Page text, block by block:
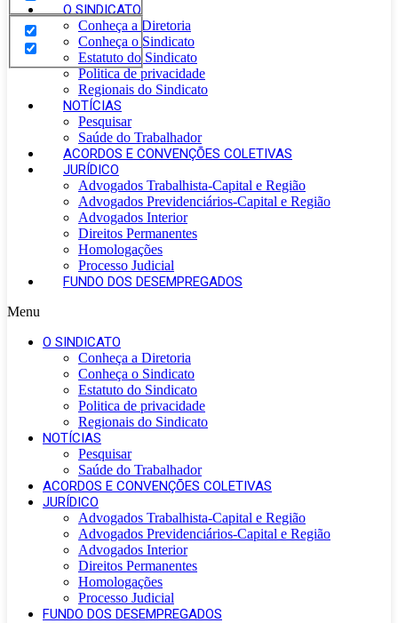
O SINDICATO
Conheça a Diretoria
Conheça o Sindicato
Estatuto do Sindicato
Politica de privacidade
Regionais do Sindicato
NOTÍCIAS
Pesquisar
Saúde do Trabalhador
ACORDOS E CONVENÇÕES COLETIVAS
JURÍDICO
Advogados Trabalhista-Capital e Região
Advogados Previdenciários-Capital e Região
Advogados Interior
Direitos Permanentes
Homologações
Processo Judicial
FUNDO DOS DESEMPREGADOS
Menu
O SINDICATO
Conheça a Diretoria
Conheça o Sindicato
Estatuto do Sindicato
Politica de privacidade
Regionais do Sindicato
NOTÍCIAS
Pesquisar
Saúde do Trabalhador
ACORDOS E CONVENÇÕES COLETIVAS
JURÍDICO
Advogados Trabalhista-Capital e Região
Advogados Previdenciários-Capital e Região
Advogados Interior
Direitos Permanentes
Homologações
Processo Judicial
FUNDO DOS DESEMPREGADOS